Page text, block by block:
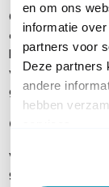
en om ons
informatie
partners voor
Deze partners
andere
hebben
Configureer één
een netwerk via
het internet.
verbonden achter
geen router is
Geschikt voor
VigorAP 710,
902, VigorAP 903,